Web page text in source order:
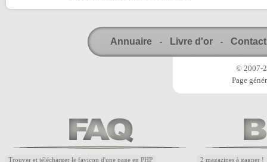
Annuaire - Livre d'or - Contact
© 2007-
Page
Trouver et télécharger le favicon d'une page en PHP 2 magazines à gagner !